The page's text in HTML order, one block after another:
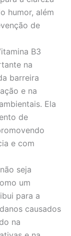
humor, além
de
B3
na
barreira
e na
Ela
de
e com
seja
um
para a
causados
na